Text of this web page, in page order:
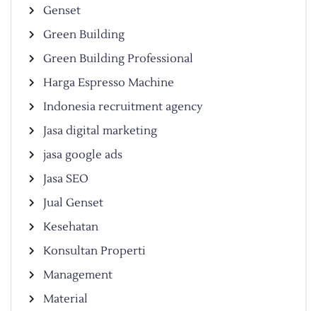
Genset
Green Building
Green Building Professional
Harga Espresso Machine
Indonesia recruitment agency
Jasa digital marketing
jasa google ads
Jasa SEO
Jual Genset
Kesehatan
Konsultan Properti
Management
Material